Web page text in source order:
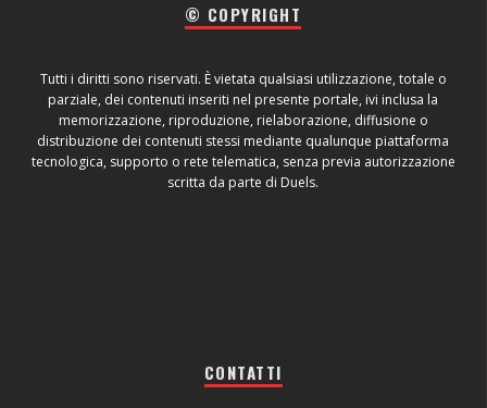
© COPYRIGHT
Tutti i diritti sono riservati. È vietata qualsiasi utilizzazione, totale o
parziale, dei contenuti inseriti nel presente portale, ivi inclusa la
memorizzazione, riproduzione, rielaborazione, diffusione o
distribuzione dei contenuti stessi mediante qualunque piattaforma
tecnologica, supporto o rete telematica, senza previa autorizzazione
scritta da parte di Duels.
CONTATTI